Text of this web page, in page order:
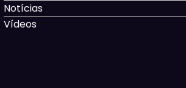
Notícias
Vídeos